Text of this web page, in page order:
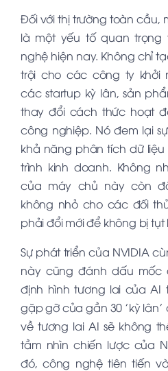
Đối với thị trường toàn cầu,
là một yếu tố quan
nghệ hiện nay. Không chỉ
trội cho các công ty khởi
các startup kỳ lân, sản
thay đổi cách thức hoạt
công nghiệp. Nó đem lại
khả năng phân tích dữ
trình kinh doanh. Không
của máy chủ này còn
không nhỏ cho các đối
phải đổi mới để không bị tụt
Sự phát triển của NVIDIA
này cũng đánh dấu mốc
định hình tương lai của
gặp gỡ của gần 30 'kỳ lân'
về tương lai AI sẽ không
tầm nhìn chiến lược của
đó, công nghệ tiên tiến